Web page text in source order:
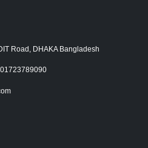
Road, DHAKA Bangladesh